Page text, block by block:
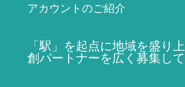
アカウントのご紹介
「駅」を起点に地域を盛り
創パートナーを広く募集して